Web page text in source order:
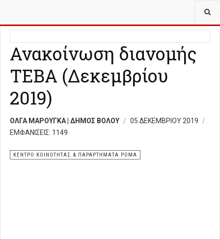
Ανακοίνωση διανομής
ΤΕΒΑ (Δεκεμβρίου
2019)
ΟΛΓΑ ΜΑΡΟΥΓΚΑ | ΔΗΜΟΣ ΒΟΛΟΥ
05 ΔΕΚΕΜΒΡΊΟΥ 2019
ΕΜΦΑΝΊΣΕΙΣ: 1149
ΚΕΝΤΡΟ ΚΟΙΝΟΤΗΤΑΣ & ΠΑΡΑΡΤΗΜΑΤΑ ΡΟΜΑ